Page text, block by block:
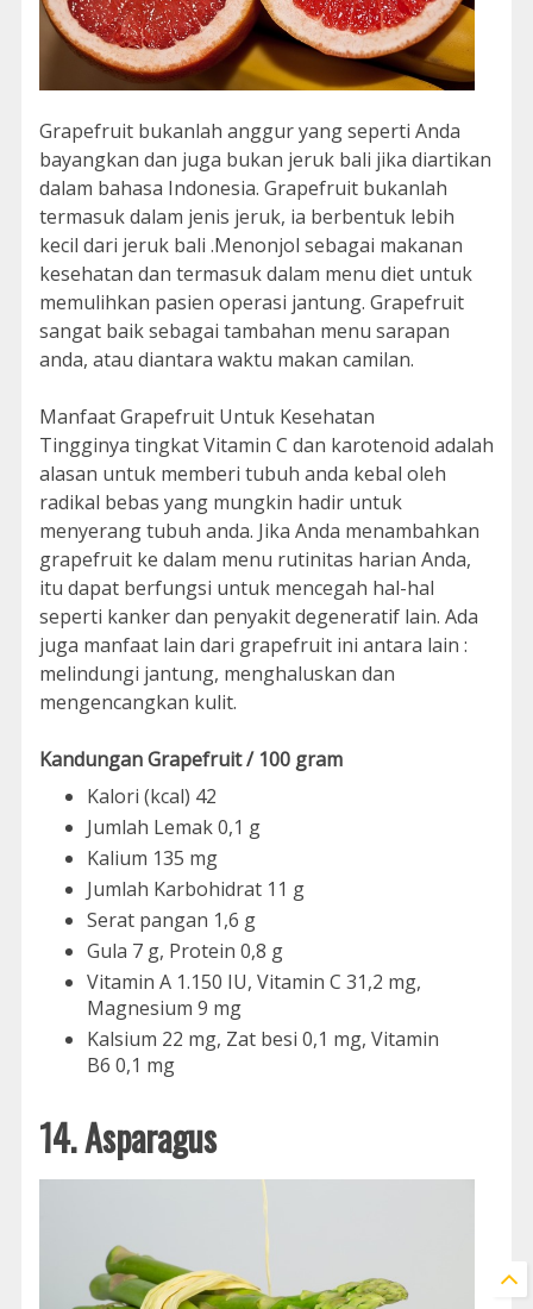
Grapefruit bukanlah anggur yang seperti Anda
bayangkan dan juga bukan jeruk bali jika diartikan
dalam bahasa Indonesia. Grapefruit bukanlah
termasuk dalam jenis jeruk, ia berbentuk lebih
kecil dari jeruk bali .Menonjol sebagai makanan
kesehatan dan termasuk dalam menu diet untuk
memulihkan pasien operasi jantung. Grapefruit
sangat baik sebagai tambahan menu sarapan
anda, atau diantara waktu makan camilan.
Manfaat Grapefruit Untuk Kesehatan
Tingginya tingkat Vitamin C dan karotenoid adalah
alasan untuk memberi tubuh anda kebal oleh
radikal bebas yang mungkin hadir untuk
menyerang tubuh anda. Jika Anda menambahkan
grapefruit ke dalam menu rutinitas harian Anda,
itu dapat berfungsi untuk mencegah hal-hal
seperti kanker dan penyakit degeneratif lain. Ada
juga manfaat lain dari grapefruit ini antara lain :
melindungi jantung, menghaluskan dan
mengencangkan kulit.
Kandungan Grapefruit / 100 gram
Kalori (kcal) 42
Jumlah Lemak 0,1 g
Kalium 135 mg
Jumlah Karbohidrat 11 g
Serat pangan 1,6 g
Gula 7 g, Protein 0,8 g
Vitamin A 1.150 IU, Vitamin C 31,2 mg,
Magnesium 9 mg
Kalsium 22 mg, Zat besi 0,1 mg, Vitamin
B6 0,1 mg
14. Asparagus